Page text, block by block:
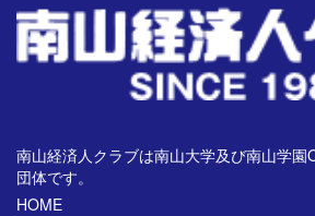
南山経済人クラブは南山大学及び南山学園
団体です。
HOME